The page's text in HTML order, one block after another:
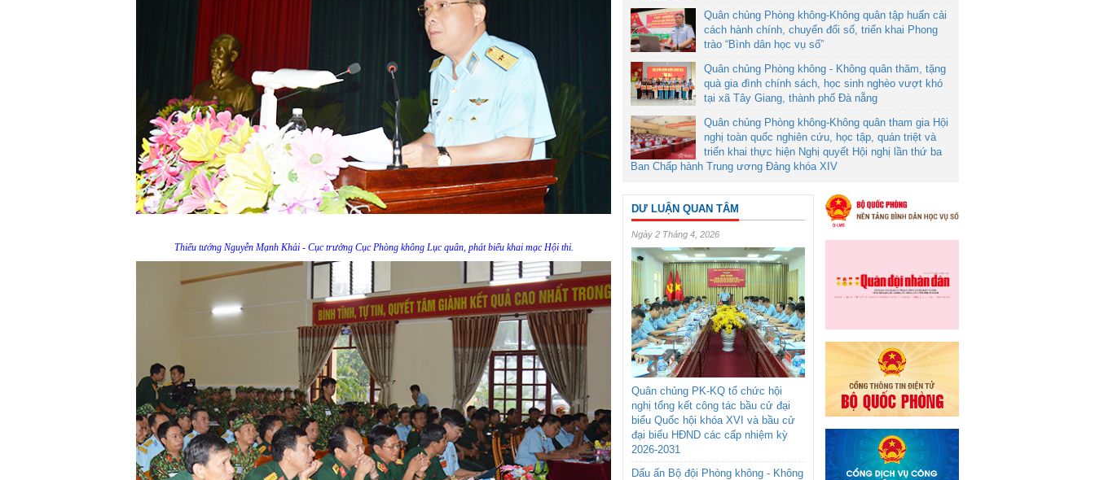
Thiếu tướng Nguyễn Mạnh Khải - Cục trưởng Cục Phòng không Lục quân, phát biểu khai mạc Hội thi.
Quân chủng Phòng không-Không quân tập huấn cải
cách hành chính, chuyển đổi số, triển khai Phong
trào “Bình dân học vụ số”
Quân chủng Phòng không - Không quân thăm, tặng
quà gia đình chính sách, học sinh nghèo vượt khó
tại xã Tây Giang, thành phố Đà nẵng
Quân chủng Phòng không-Không quân tham gia Hội
nghị toàn quốc nghiên cứu, học tập, quán triệt và
triển khai thực hiện Nghị quyết Hội nghị lần thứ ba
Ban Chấp hành Trung ương Đảng khóa XIV
DƯ LUẬN QUAN TÂM
Ngày 2 Tháng 4, 2026
Quân chủng PK-KQ tổ chức hội
nghị tổng kết công tác bầu cử đại
biểu Quốc hội khóa XVI và bầu cử
đại biểu HĐND các cấp nhiệm kỳ
2026-2031
Dấu ấn Bộ đội Phòng không - Không